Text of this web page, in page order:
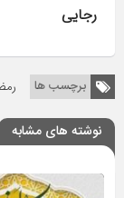
رجایی
برچسب ها
نوشته های مشابه